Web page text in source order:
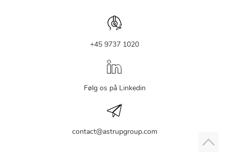
+45 9737 1020
Følg os på Linkedin
contact@astrupgroup.com